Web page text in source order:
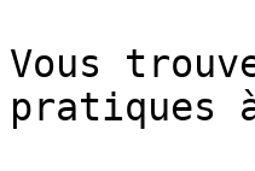
Vous
pratiques